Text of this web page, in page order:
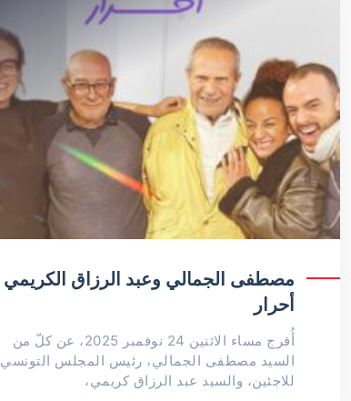
مصطفى الجمالي وعبد الرزاق الكريمي
أحرار
أُفرج مساء الاثنين 24 نوفمبر 2025، عن كلّ من
السيد مصطفى الجمالي، رئيس المجلس التونسي
للاجئين، والسيد عبد الرزاق كريمي،